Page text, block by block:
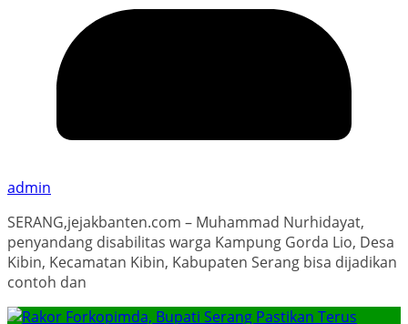
admin
SERANG,jejakbanten.com – Muhammad Nurhidayat,
penyandang disabilitas warga Kampung Gorda Lio, Desa
Kibin, Kecamatan Kibin, Kabupaten Serang bisa dijadikan
contoh dan